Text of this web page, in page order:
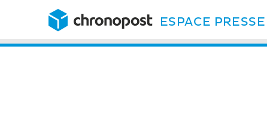
ESPACE PRESSE